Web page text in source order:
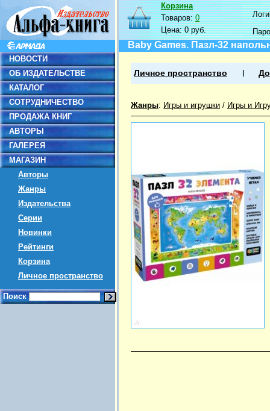
НОВОСТИ
ОБ ИЗДАТЕЛЬСТВЕ
КАТАЛОГ
СОТРУДНИЧЕСТВО
ПРОДАЖА КНИГ
АВТОРЫ
ГАЛЕРЕЯ
МАГАЗИН
Авторы
Жанры
Издательства
Серии
Новинки
Рейтинги
Корзина
Личное пространство
Поиск
Корзина
Товаров:0
Цена:0 руб.
Baby Games. Пазл-32
Личное пространство
Жанры: Игры и игрушки / Игры и